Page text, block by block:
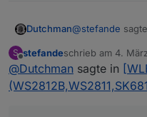
Dutchman@stefande
Wo können
eingestellt
noch nirgendwo
S
Offline
stefandeschrieb am 4.
zuletzt editiert von
@Dutchman sagte in